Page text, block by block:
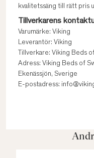
kvalitetssäng till rätt pris
Tillverkarens
Varumärke: Viking
Leverantör: Viking
Tillverkare: Viking Beds
Adress: Viking Beds of
Ekenässjön, Sverige
E-postadress: